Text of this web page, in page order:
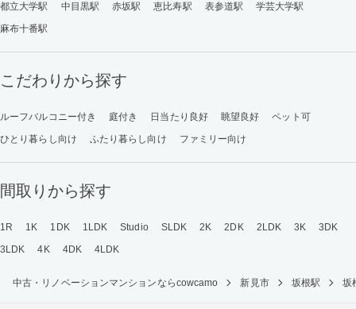
都立大学駅
中目黒駅 赤坂駅 恵比寿駅 表参道駅
学芸大学駅
麻布十番駅
こだわりから探す
ルーフバルコニー付き 庭付き 日当たり良好 眺望良好
ペット可
ひとり暮らし向け
ふたり暮らし向け ファミリー向け
間取りから探す
1R 1K 1DK 1LDK Studio SLDK 2K 2DK 2LDK 3K
3DK
3LDK
4K 4DK 4LDK
中古・リノベーションマンションならcowcamo 新見市 坂根駅 坂